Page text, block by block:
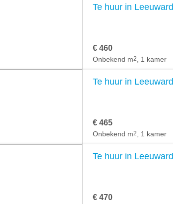
Te huur in
€ 460
Onbekend m2 , 1 kamer
Te huur in
€ 465
Onbekend m2 , 1 kamer
Te huur in
€ 470